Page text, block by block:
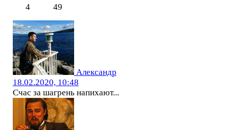
4
49
Александр
18.02.2020, 10:48
Счас за шагрень напихают...